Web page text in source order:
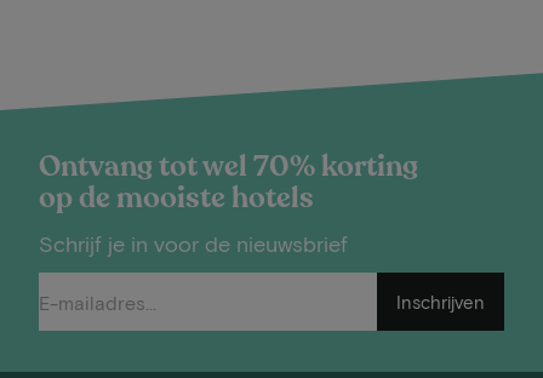
Ontvang tot wel 70% korting
op de mooiste hotels
Schrijf je in voor de nieuwsbrief
Inschrijven